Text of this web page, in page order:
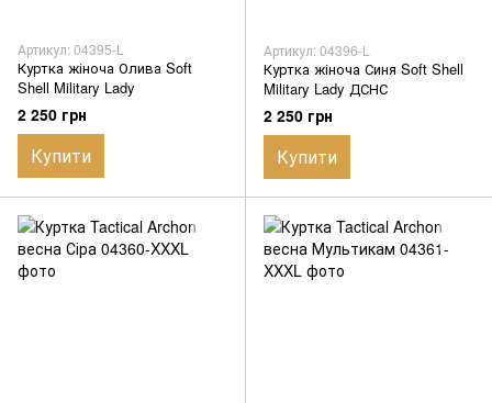
Артикул: 04395-L
Куртка жіноча Олива Soft
Shell Military Lady
2 250 грн
Купити
Артикул: 04396-L
Куртка жіноча Синя Soft Shell
Military Lady ДСНС
2 250 грн
Купити